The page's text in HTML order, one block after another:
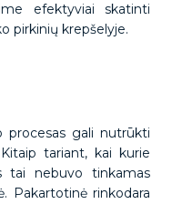
efektyviai skatinti
pirkinių krepšelyje.
procesas gali nutrūkti
tariant, kai kurie
tai nebuvo tinkamas
Pakartotinė rinkodara